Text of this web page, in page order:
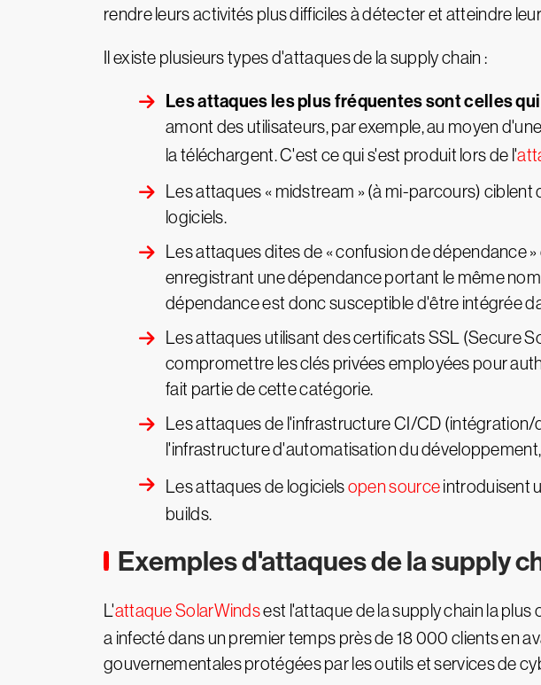
rendre leurs activités plus difficiles à détecter et atteindre
Il existe plusieurs types d'attaques de la supply chain :
Les attaques les plus fréquentes sont celles
amont des utilisateurs, par exemple, au moyen
la téléchargent. C'est ce qui s'est produit lors de l'
Les attaques « midstream » (à mi-parcours)
logiciels.
Les attaques dites de « confusion de dépendance
enregistrant une dépendance portant le même
dépendance est donc susceptible d'être intégrée
Les attaques utilisant des certificats SSL (Secure
compromettre les clés privées employées pour
fait partie de cette catégorie.
Les attaques de l'infrastructure CI/CD
l'infrastructure d'automatisation du
Les attaques de logicielsopen sourceintroduisent
builds.
Exemples d'attaques de la supply
L'attaque SolarWindsest l'attaque de la supply chain la plus
a infecté dans un premier temps près de 18 000 clients en
gouvernementales protégées par les outils et services de